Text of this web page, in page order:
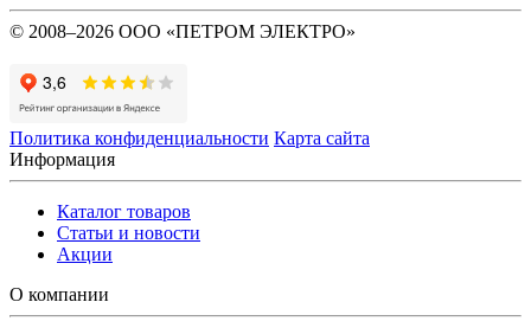
© 2008–2026 ООО «ПЕТРОМ ЭЛЕКТРО»
Политика конфиденциальности Карта сайта
Информация
Каталог товаров
Статьи и новости
Акции
О компании